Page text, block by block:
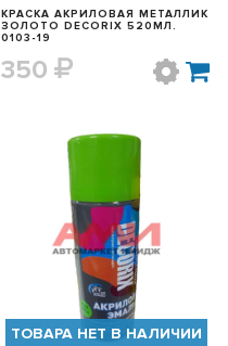
КРАСКА АКРИЛОВАЯ МЕТАЛЛИК
ЗОЛОТО DECORIX 520МЛ.
0103-19
350
БЫСТРЫЙ ПРОСМОТР
ТОВАРА НЕТ В НАЛИЧИИ